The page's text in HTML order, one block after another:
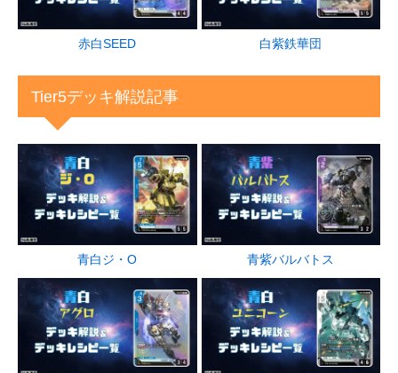
赤白SEED 白紫鉄華団
Tier5デッキ解説記事
青白ジ・O 青紫バルバトス